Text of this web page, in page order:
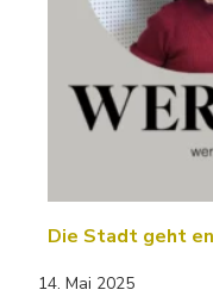
Die Stadt geht
14. Mai 2025